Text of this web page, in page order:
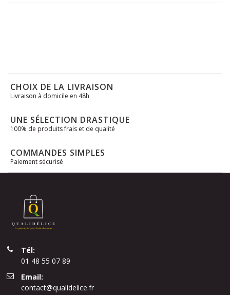
CHOIX DE LA LIVRAISON
Livraison à domicile en 48h
UNE SÉLECTION DRASTIQUE
100% de produits frais et de qualité
COMMANDES SIMPLES
Paiement sécurisé
Tél:
01 48 55 07 89
Email:
contact@qualidelice.fr